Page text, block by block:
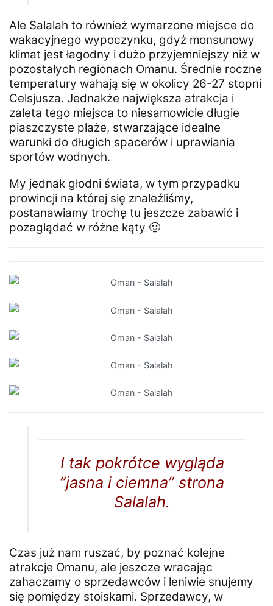
Ale Salalah to również wymarzone miejsce do
wakacyjnego wypoczynku, gdyż monsunowy
klimat jest łagodny i dużo przyjemniejszy niż w
pozostałych regionach Omanu. Średnie roczne
temperatury wahają się w okolicy 26-27 stopni
Celsjusza. Jednakże największa atrakcja i
zaleta tego miejsca to niesamowicie długie
piaszczyste plaże, stwarzające idealne
warunki do długich spacerów i uprawiania
sportów wodnych.
My jednak głodni świata, w tym przypadku
prowincji na której się znaleźliśmy,
postanawiamy trochę tu jeszcze zabawić i
pozaglądać w różne kąty 🙂
I tak pokrótce wygląda
”jasna i ciemna” strona
Salalah.
Czas już nam ruszać, by poznać kolejne
atrakcje Omanu, ale jeszcze wracając
zahaczamy o sprzedawców i leniwie snujemy
się pomiędzy stoiskami. Sprzedawcy, w